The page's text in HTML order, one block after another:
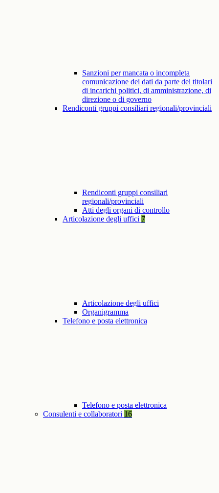
Sanzioni per mancata o incompleta
comunicazione dei dati da parte dei titolari
di incarichi politici, di amministrazione, di
direzione o di governo
Rendiconti gruppi consiliari regionali/provinciali
Rendiconti gruppi consiliari
regionali/provinciali
Atti degli organi di controllo
Articolazione degli uffici 7
Articolazione degli uffici
Organigramma
Telefono e posta elettronica
Telefono e posta elettronica
Consulenti e collaboratori 16